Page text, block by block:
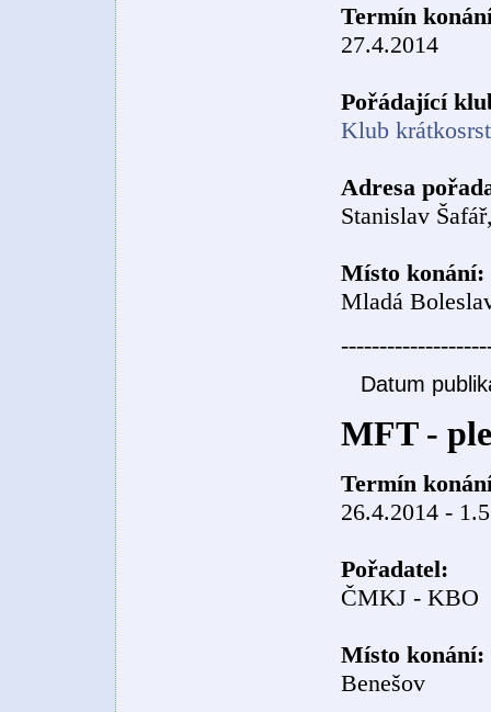
Termín
27.4.2014
Pořádající
Klub
Adresa
Stanislav
Místo konání:
Mladá
Datum
MFT -
Termín
26.4.2014 -
Pořadatel:
ČMKJ - KBO
Místo konání:
Benešov